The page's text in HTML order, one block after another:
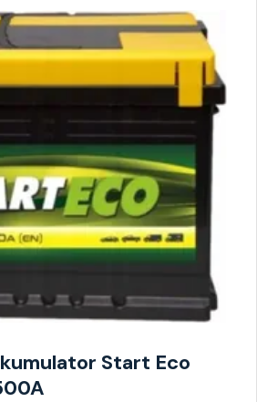
Start Eco